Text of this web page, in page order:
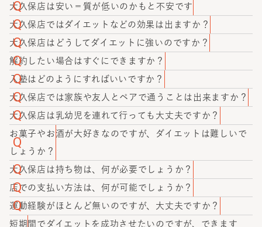
めて本格的なトレーニングを始められた方もたくさんいら
っしゃいます。ご不安な場合は遠慮なくご相談ください。
かたぎり塾では、多店舗展開により仕入れ価格や内装費を
抑えておりますため、続けやすい価格でご提供していま
す。
大久保店は安い＝質が低いのかもと不安です
ご安心ください。かたぎり塾は他のパーソナルジムと比べ
て、質が高いことに自信を持っています。特にパーソナル
トレーナーは厳しい研修を経て、かたぎり塾認定トレーナ
ーとして配属しております。また技術研修も定期的に行な
っているので、高品質なサービスをご提供いたします。
大久保店ではダイエットなどの効果は出ますか？
かたぎり塾では、個人差はあるもののお客様から身体の変
化を感じたとのお声をいただいております。
大久保店はどうしてダイエットに強いのですか？
かたぎり塾 大久保店の一番の強みは「ダイエット」と「減
量」の違いを明確に理解し、リバウンドをする仕組みや太
る仕組みについてトレーナーが詳しく理解しているところ
です。無理な糖質制限やカロリー制限ではほぼ確実にリバ
ウンドをしてしまうため、当店はリバウンドしにくい独自
のメソッドである「綺麗なダイエット」を提供していま
す。
解約したい場合はすぐにできますか？
かたぎり塾 大久保店では、当月24日までにお伝え頂ければ
翌月からすぐに解約可能です。入会の際にも無理な勧誘等
は一切ございませんのでご安心ください。
入塾はどのようにすればいいですか？
かたぎり塾 大久保店では、入塾前に無料体験トレーニング
をお受け頂いております。体験トレーニング後に入塾のご
案内をさせていただきますので、画面下にあるオレンジ色
のボタン『無料体験はこちら』から空いているお日にちを
お選びください。
大久保店では家族や友人とペアで通うことは出来ますか？
お二人までは同時にお通い頂くことが可能です。かたぎり
塾 大久保店ではお得なペアプランをご用意しております。
月4ペアプラン：46,200円（税込） 月8ペアプラン：
79,200円（税込） ペア回数券：1枚13,200円（税込）
大久保店は乳幼児を連れて行っても大丈夫ですか？
乳幼児をお連れ頂いても大丈夫です。かたぎり塾 大久保店
では、お子様用のパーソナルスペースをご用意いたしま
す。かたぎり塾では、産後ダイエットで通われるママさん
も多数在籍しておりますので、ご安心してお通いくださ
い。パーソナルトレーナーが、骨格のゆがみや体質の変化
（産後に体質の変化を感じる女性は多数いらっしゃいま
お菓子やお酒が大好きなのですが、ダイエットは難しいで
しょうか？
効率的にダイエットをするには、お菓子・お酒の量とタイ
ミングを調整することは大切です。しかし、好きなことを
禁止するとストレスが溜まりダイエットが停滞したり、後
にリバウンドするリスクが高まることも事実です。そのた
大久保店は持ち物は、何が必要でしょうか？
持ち物は、何も必要ありません！かたぎり塾 大久保店で
は、ウェアやシューズ、飲み物は全て用意してありますの
で、仕事帰りやお出かけ前にもお気軽にお越しいただけま
店での支払い方法は、何が可能でしょうか？
かたぎり塾 大久保店では、クレジットカード払いとコンビ
ニ払いに対応しております。
運動経験がほとんど無いのですが、大丈夫ですか？
大丈夫です！かたぎり塾には、元々運動経験がない方も大
短期間でダイエットを成功させたいのですが、できます